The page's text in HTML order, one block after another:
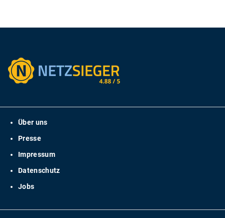
Über uns
Presse
Impressum
Datenschutz
Jobs